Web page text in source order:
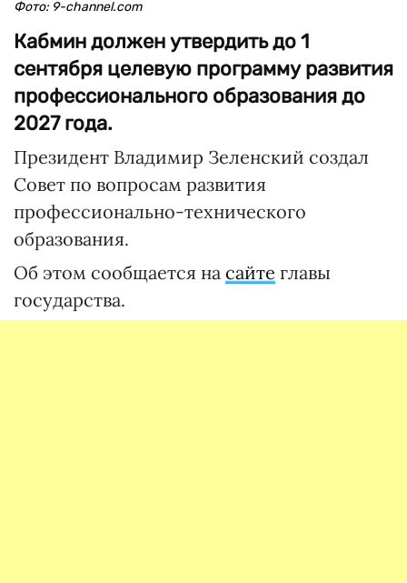
Фото: 9-channel.com
Кабмин должен утвердить до 1
сентября целевую программу развития
профессионального образования до
2027 года.
Президент Владимир Зеленский создал
Совет по вопросам развития
профессионально-технического
образования.
Об этом сообщается на сайте главы
государства.